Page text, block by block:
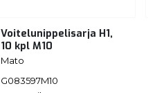
Voitelunippelisarja H1,
10 kpl M10
Mato
G083597M10